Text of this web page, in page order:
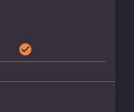
check_circle